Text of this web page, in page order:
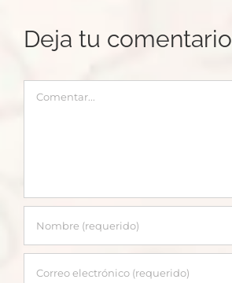
Deja tu comentario
Comentar